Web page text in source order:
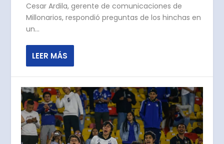
Cesar Ardila, gerente de comunicaciones de
Millonarios, respondió preguntas de los hinchas en
un...
LEER MÁS